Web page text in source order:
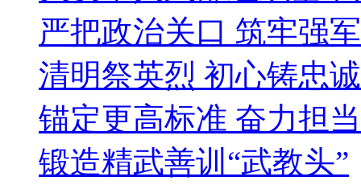
严把政治关口 筑牢强
清明祭英烈 初心铸忠诚
锚定更高标准 奋力担
锻造精武善训“武教头”